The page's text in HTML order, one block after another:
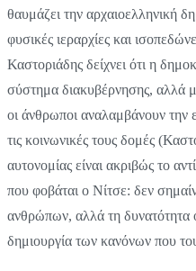
θαυμάζει την αρχαιοελληνική
φυσικές ιεραρχίες και
Καστοριάδης δείχνει ότι η
σύστημα διακυβέρνησης, αλλά
οι άνθρωποι αναλαμβάνουν την
τις κοινωνικές τους δομές
αυτονομίας είναι ακριβώς το
που φοβάται ο Νίτσε: δεν
ανθρώπων, αλλά τη δυνατότητα
δημιουργία των κανόνων που